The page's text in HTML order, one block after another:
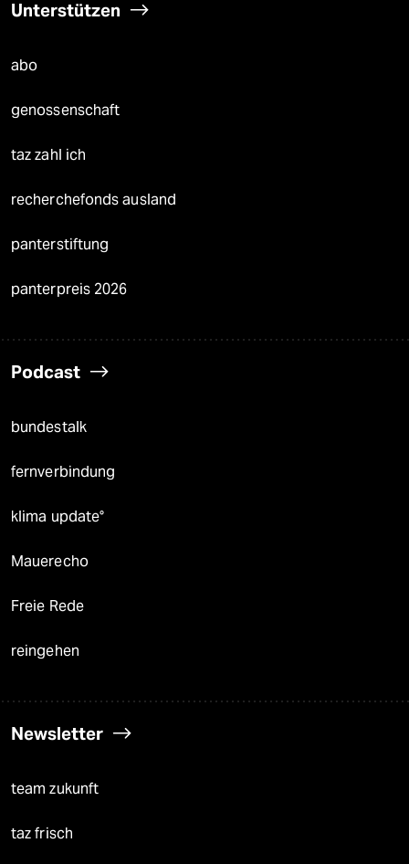
Unterstützen
abo
genossenschaft
taz zahl ich
recherchefonds ausland
panterstiftung
panterpreis 2026
Podcast
bundestalk
fernverbindung
klima update°
Mauerecho
Freie Rede
reingehen
Newsletter
team zukunft
taz frisch